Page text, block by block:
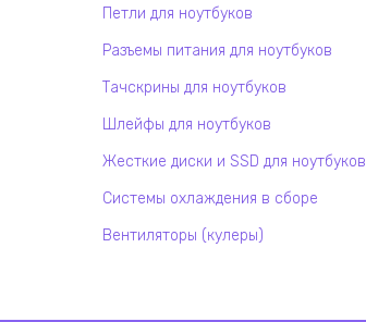
Петли для ноутбуков
Разъемы питания для ноутбуков
Тачскрины для ноутбуков
Шлейфы для ноутбуков
Жесткие диски и SSD для ноутбуков
Системы охлаждения в сборе
Вентиляторы (кулеры)